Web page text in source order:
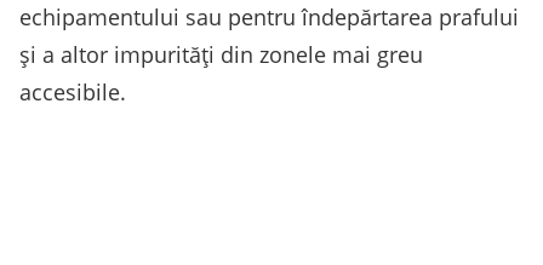
echipamentului sau pentru îndepărtarea prafului
și a altor impurități din zonele mai greu
accesibile.